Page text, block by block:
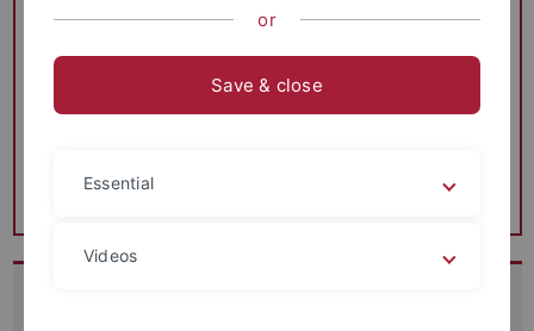
Aktuelles
Fairness
Das Projekt ANKER ist auf der diesjährigen
5. European
or
Save & close
Essential
Videos